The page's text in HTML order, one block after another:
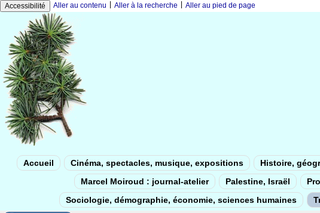
Accessibilité Aller au contenu Aller à la recherche Aller au pied de page
Accueil Cinéma, spectacles, musique, expositions Histoire,
Marcel Moiroud : journal-atelier
Palestine, Israël
Sociologie, démographie, économie, sciences humaines